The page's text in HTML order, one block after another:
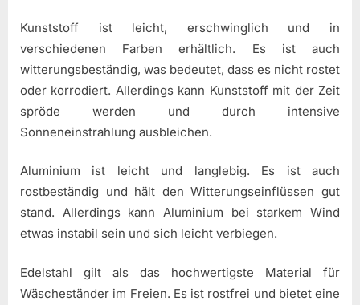
Kunststoff ist leicht, erschwinglich und in
verschiedenen Farben erhältlich. Es ist auch
witterungsbeständig, was bedeutet, dass es nicht rostet
oder korrodiert. Allerdings kann Kunststoff mit der Zeit
spröde werden und durch intensive
Sonneneinstrahlung ausbleichen.
Aluminium ist leicht und langlebig. Es ist auch
rostbeständig und hält den Witterungseinflüssen gut
stand. Allerdings kann Aluminium bei starkem Wind
etwas instabil sein und sich leicht verbiegen.
Edelstahl gilt als das hochwertigste Material für
Wäscheständer im Freien. Es ist rostfrei und bietet eine